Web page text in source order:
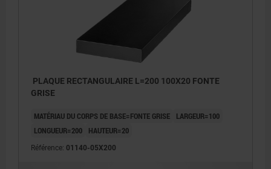
PLAQUE RECTANGULAIRE L=200 100X20 FONTE
GRISE
MATÉRIAU DU CORPS DE BASE=FONTE GRISE
LARGEUR=100
LONGUEUR=200
HAUTEUR=20
Référence: 01140-05X200